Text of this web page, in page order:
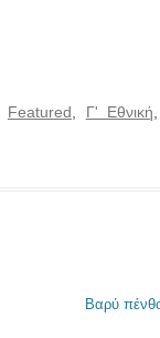
Featured, Γ' Εθνική
Βαρύ